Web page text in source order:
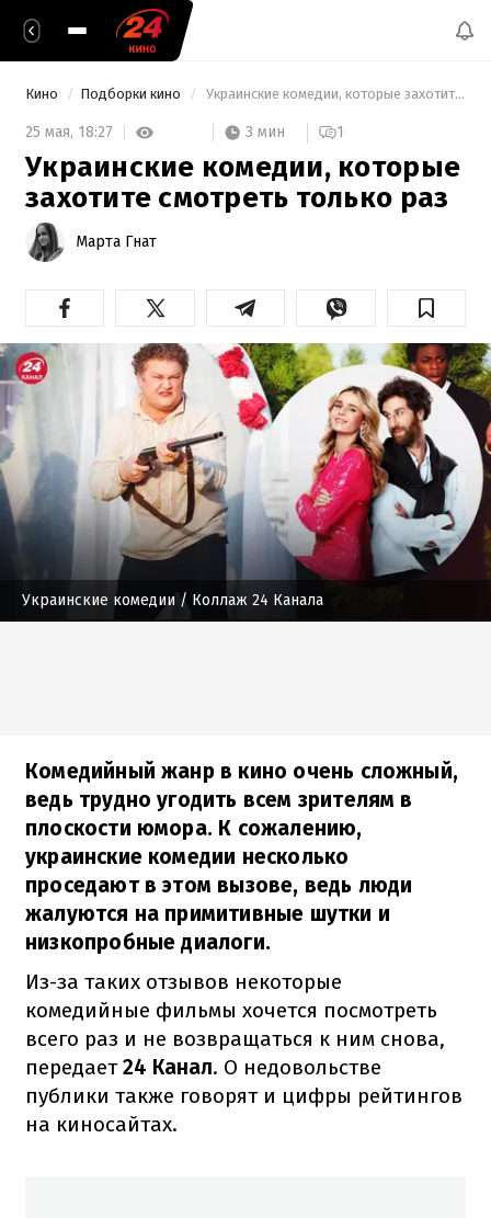
Кино Подборки кино Украинские комедии, которые захотите смотреть только раз
25 мая, 18:27 3 мин 1
Украинские комедии, которые
захотите смотреть только раз
Марта Гнат
Украинские комедии / Коллаж 24 Канала
Комедийный жанр в кино очень сложный,
ведь трудно угодить всем зрителям в
плоскости юмора. К сожалению,
украинские комедии несколько
проседают в этом вызове, ведь люди
жалуются на примитивные шутки и
низкопробные диалоги.
Из-за таких отзывов некоторые
комедийные фильмы хочется посмотреть
всего раз и не возвращаться к ним снова,
передает24 Канал. О недовольстве
публики также говорят и цифры рейтингов
на киносайтах.